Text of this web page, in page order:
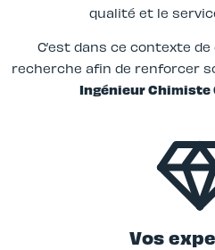
qualité et le
C’est dans ce contexte de
recherche afin de renforcer
Ingénieur Chimiste
Vos